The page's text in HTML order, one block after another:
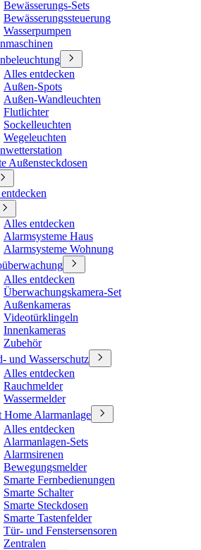
Bewässerungs-Sets
Bewässerungssteuerung
Wasserpumpen
Alles entdecken
Außen-Spots
Außen-Wandleuchten
Flutlichter
Sockelleuchten
Wegeleuchten
Außensteckdosen
Alles entdecken
Alarmsysteme Haus
Alarmsysteme Wohnung
Alles entdecken
Überwachungskamera-Set
Außenkameras
Videotürklingeln
Innenkameras
Zubehör
und Wasserschutz
Alles entdecken
Rauchmelder
Wassermelder
Home Alarmanlage
Alles entdecken
Alarmanlagen-Sets
Alarmsirenen
Bewegungsmelder
Smarte Fernbedienungen
Smarte Schalter
Smarte Steckdosen
Smarte Tastenfelder
Tür- und Fenstersensoren
Zentralen